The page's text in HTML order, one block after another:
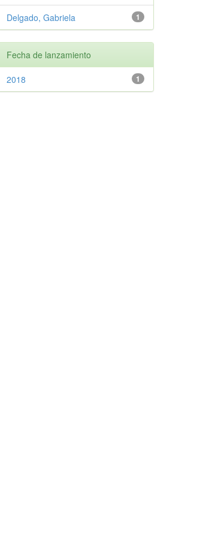
1
Delgado, Gabriela
Fecha de lanzamiento
1
2018